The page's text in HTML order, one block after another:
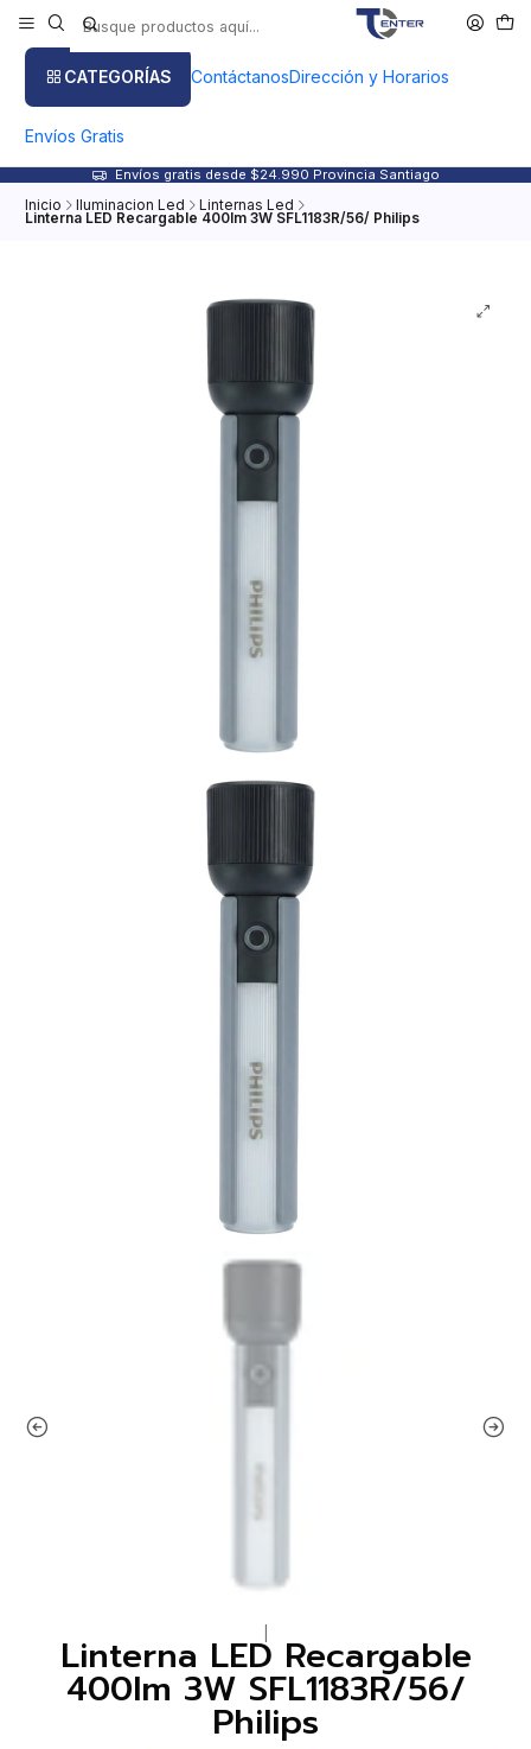
CATEGORÍAS ContáctanosDirección y Horarios
Envíos Gratis
Envíos gratis desde $24.990 Provincia Santiago
Inicio Iluminacion Led Linternas Led
Linterna LED Recargable 400lm 3W SFL1183R/56/ Philips
Linterna LED Recargable
400lm 3W SFL1183R/56/
Philips